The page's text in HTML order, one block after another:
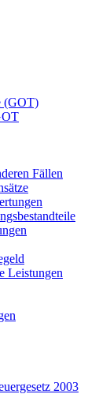
(GOT)
Fällen
Leistungen
2003